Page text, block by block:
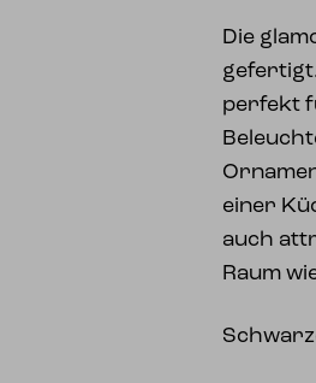
Die
perfekt
einer
auch
Raum